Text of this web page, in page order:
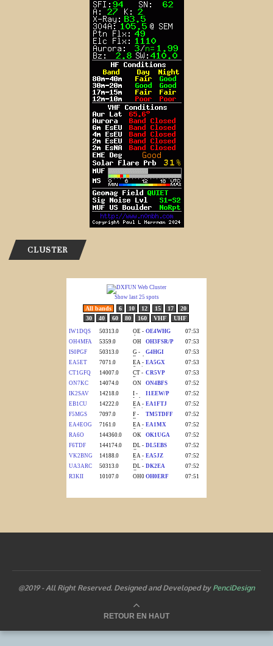
CLUSTER
@2019 - All Right Reserved. Designed and Developed by PenciDesign
RETOUR EN HAUT